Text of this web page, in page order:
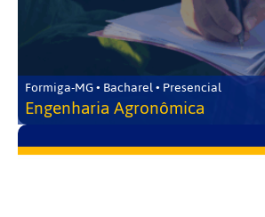
Formiga-MG • Bacharel • Presencial
Engenharia Agronômica